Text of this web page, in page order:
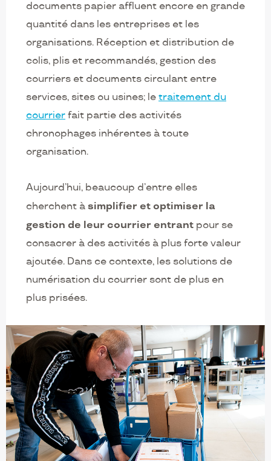
documents papier affluent encore en grande
quantité dans les entreprises et les
organisations. Réception et distribution de
colis, plis et recommandés, gestion des
courriers et documents circulant entre
services, sites ou usines; le traitement du
courrier fait partie des activités
chronophages inhérentes à toute
organisation.
Aujourd’hui, beaucoup d’entre elles
cherchent à simplifier et optimiser la
gestion de leur courrier entrant pour se
consacrer à des activités à plus forte valeur
ajoutée. Dans ce contexte, les solutions de
numérisation du courrier sont de plus en
plus prisées.